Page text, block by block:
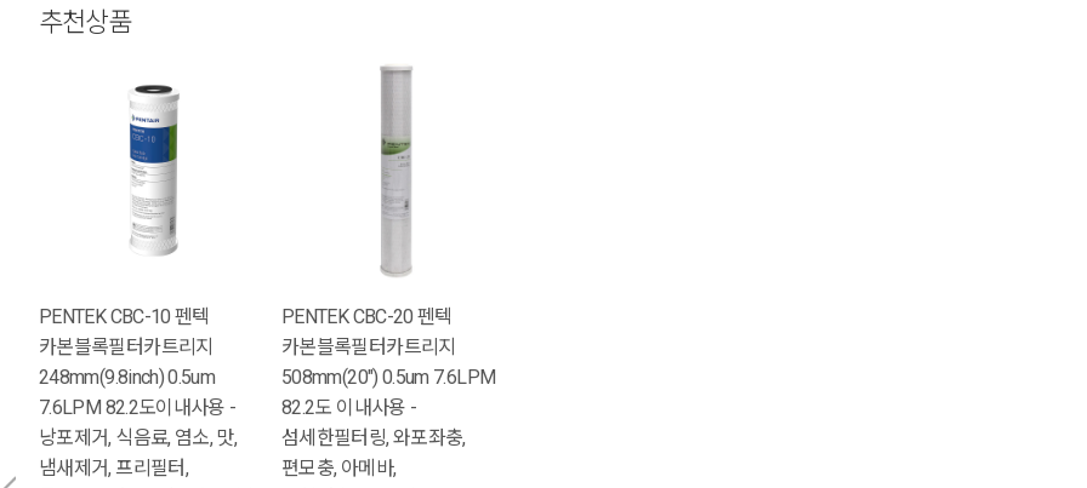
추천상품
PENTEK CBC-10 펜텍
카본블록필터카트리지
248mm(9.8inch) 0.5um
7.6LPM 82.2도이내사용 -
낭포제거, 식음료, 염소, 맛,
냄새제거, 프리필터,
PENTEK CBC-20 펜텍
카본블록필터카트리지
508mm(20") 0.5um 7.6LPM
82.2도 이내사용 -
섬세한필터링, 와포좌충,
편모충, 아메바,